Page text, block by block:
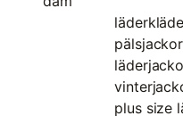
pälsjackor
plus size